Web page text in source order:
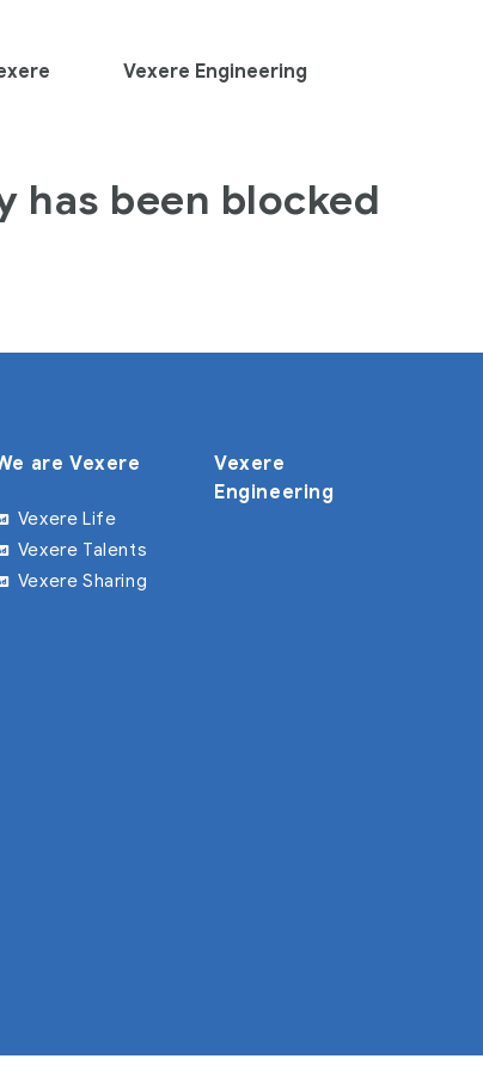
Vexere Engineering
has been blocked
are Vexere
Vexere Life
Vexere Talents
Vexere Sharing
Vexere
Engineering